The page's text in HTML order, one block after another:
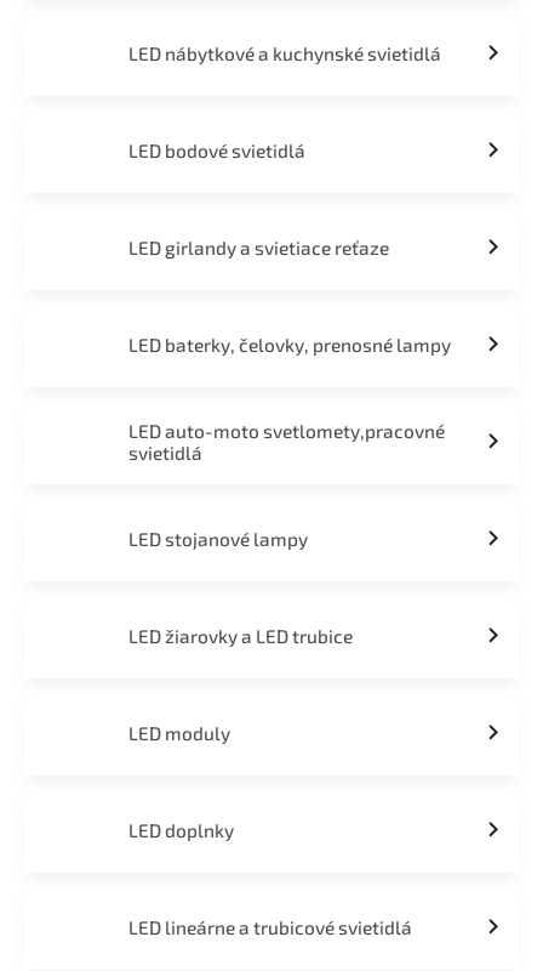
LED nábytkové a kuchynské svietidlá
LED bodové svietidlá
LED girlandy a svietiace reťaze
LED baterky, čelovky, prenosné lampy
LED auto-moto svetlomety,pracovné
svietidlá
LED stojanové lampy
LED žiarovky a LED trubice
LED moduly
LED doplnky
LED lineárne a trubicové svietidlá